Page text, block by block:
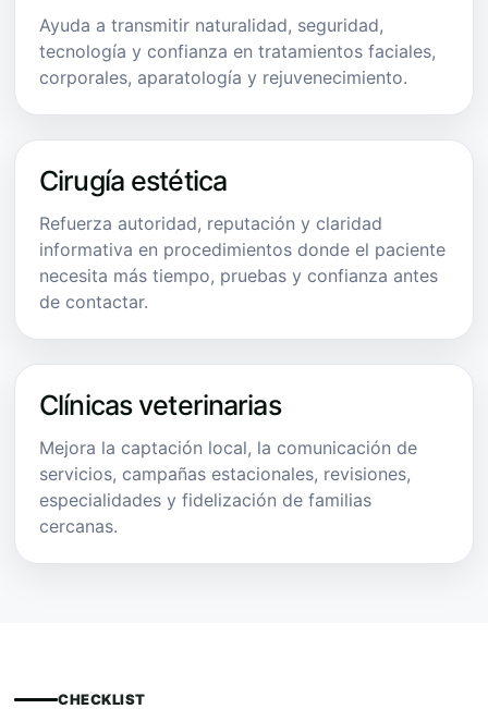
Ayuda a transmitir naturalidad, seguridad,
tecnología y confianza en tratamientos faciales,
corporales, aparatología y rejuvenecimiento.
Cirugía estética
Refuerza autoridad, reputación y claridad
informativa en procedimientos donde el paciente
necesita más tiempo, pruebas y confianza antes
de contactar.
Clínicas veterinarias
Mejora la captación local, la comunicación de
servicios, campañas estacionales, revisiones,
especialidades y fidelización de familias
cercanas.
CHECKLIST